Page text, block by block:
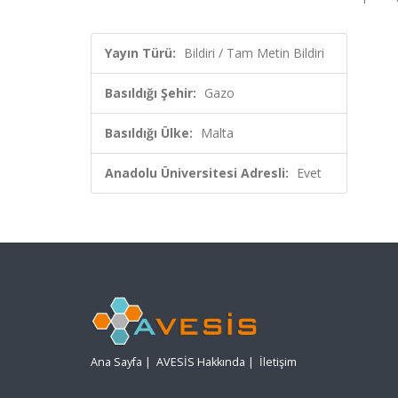
Yayın Türü: Bildiri / Tam Metin Bildiri
Basıldığı Şehir: Gazo
Basıldığı Ülke: Malta
Anadolu Üniversitesi Adresli: Evet
Ana Sayfa | AVESİS Hakkında | İletişim